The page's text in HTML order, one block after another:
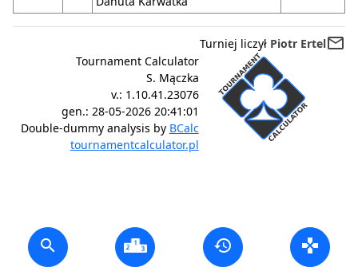
Turniej liczył Piotr Ertelmail_outline
Tournament Calculator
S. Mączka
v.: 1.10.41.23076
gen.: 28-05-2026 20:41:01
Double-dummy analysis by BCalc
tournamentcalculator.pl
search history gamepad